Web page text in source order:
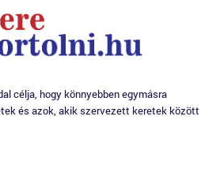
célja, hogy könnyebben egymásra
és azok, akik szervezett keretek között